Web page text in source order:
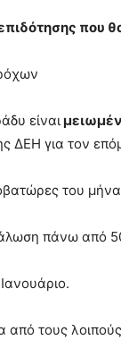
που
είναι
ΔΕΗ για τον
του
πάνω από
τους